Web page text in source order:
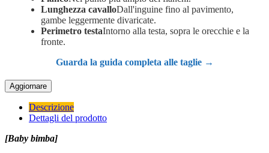
Lunghezza cavalloDall'inguine fino al pavimento,
gambe leggermente divaricate.
Perimetro testaIntorno alla testa, sopra le orecchie e la
fronte.
Guarda la guida completa alle taglie →
Descrizione
Dettagli del prodotto
[Baby bimba]